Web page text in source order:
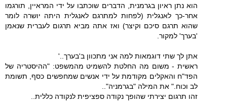
הוא נתן ראיון בגרמנית, הדברים שוכתבו על ידי המראיין, תורגמו
אחר-כך לאנגלית (לפחות למתרגם לאנגלית היתה יושרה לומר
שהוא תרגם סיכם וקיצר) ואז אתה מביא תרגום לעברית שנאמן
'בערך' למקור.
אתן לך שתי דוגמאות למה אני מתכוון ב'בערך..'
ראשית - משום מה החלטת להשמיט מהמשפט: "ההיסטריה של
הפד"ח והאקלים מקודמת על ידי אנשים שמחפשים כסף, תשומת
לב וכוח." את המילה "בגרמניה"..
זהו תרגום יצירתי שהופך נקודה ספציפית לנקודה כללית..